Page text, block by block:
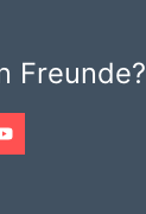
Freunde?